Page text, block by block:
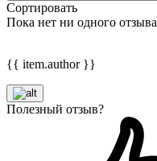
Сортировать
Пока нет ни одного отзыва
{{ item.author }}
Полезный отзыв?